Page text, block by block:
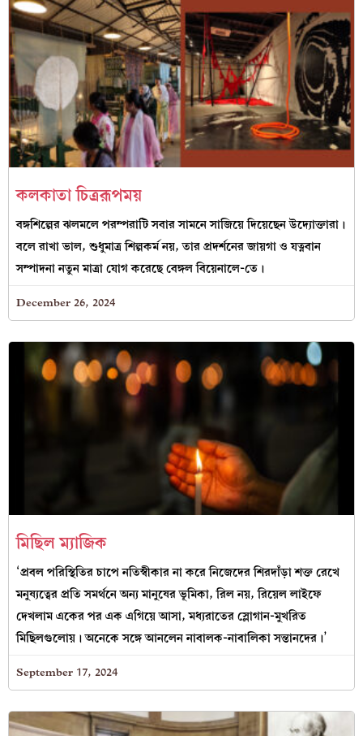
কলকাতা চিত্ররূপময়
বঙ্গশিল্পের ঝলমলে পরম্পরাটি সবার সামনে সাজিয়ে দিয়েছেন উদ্যোক্তারা।
বলে রাখা ভাল, শুধুমাত্র শিল্পকর্ম নয়, তার প্রদর্শনের জায়গা ও যত্নবান
সম্পাদনা নতুন মাত্রা যোগ করেছে বেঙ্গল বিয়েনালে-তে।
December 26, 2024
মিছিল ম্যাজিক
‘প্রবল পরিস্থিতির চাপে নতিস্বীকার না করে নিজেদের শিরদাঁড়া শক্ত রেখে
মনুষ্যত্বের প্রতি সমর্থনে অন্য মানুষের ভূমিকা, রিল নয়, রিয়েল লাইফে
দেখলাম একের পর এক এগিয়ে আসা, মধ্যরাতের স্লোগান-মুখরিত
মিছিলগুলোয়। অনেকে সঙ্গে আনলেন নাবালক-নাবালিকা সন্তানদের।’
September 17, 2024